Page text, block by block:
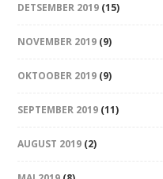
DETSEMBER 2019 (15)
NOVEMBER 2019 (9)
OKTOOBER 2019 (9)
SEPTEMBER 2019 (11)
AUGUST 2019 (2)